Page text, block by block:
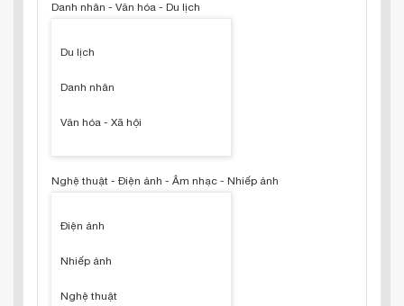
Danh nhân - Văn hóa - Du lịch
Du lịch
Danh nhân
Văn hóa - Xã hội
Nghệ thuật - Điện ảnh - Âm nhạc - Nhiếp ảnh
Điện ảnh
Nhiếp ảnh
Nghệ thuật